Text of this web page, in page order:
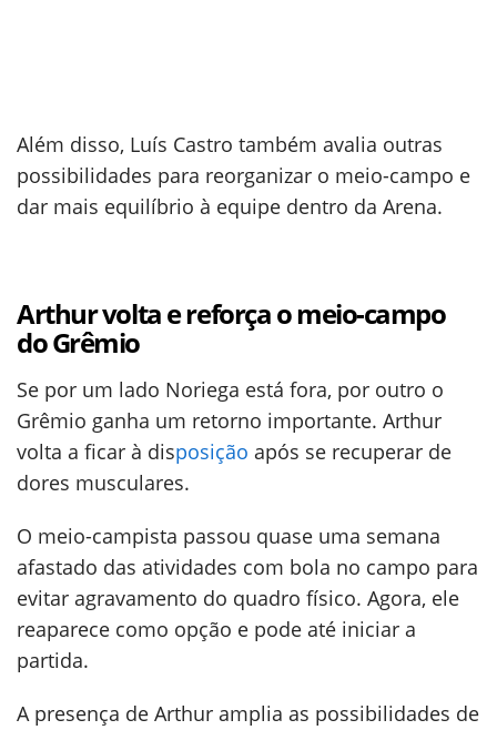
Além disso, Luís Castro também avalia outras
possibilidades para reorganizar o meio-campo e
dar mais equilíbrio à equipe dentro da Arena.
Arthur volta e reforça o meio-campo
do Grêmio
Se por um lado Noriega está fora, por outro o
Grêmio ganha um retorno importante. Arthur
volta a ficar à disposição após se recuperar de
dores musculares.
O meio-campista passou quase uma semana
afastado das atividades com bola no campo para
evitar agravamento do quadro físico. Agora, ele
reaparece como opção e pode até iniciar a
partida.
A presença de Arthur amplia as possibilidades de